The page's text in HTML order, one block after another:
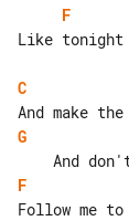
F
Like
C
G
F